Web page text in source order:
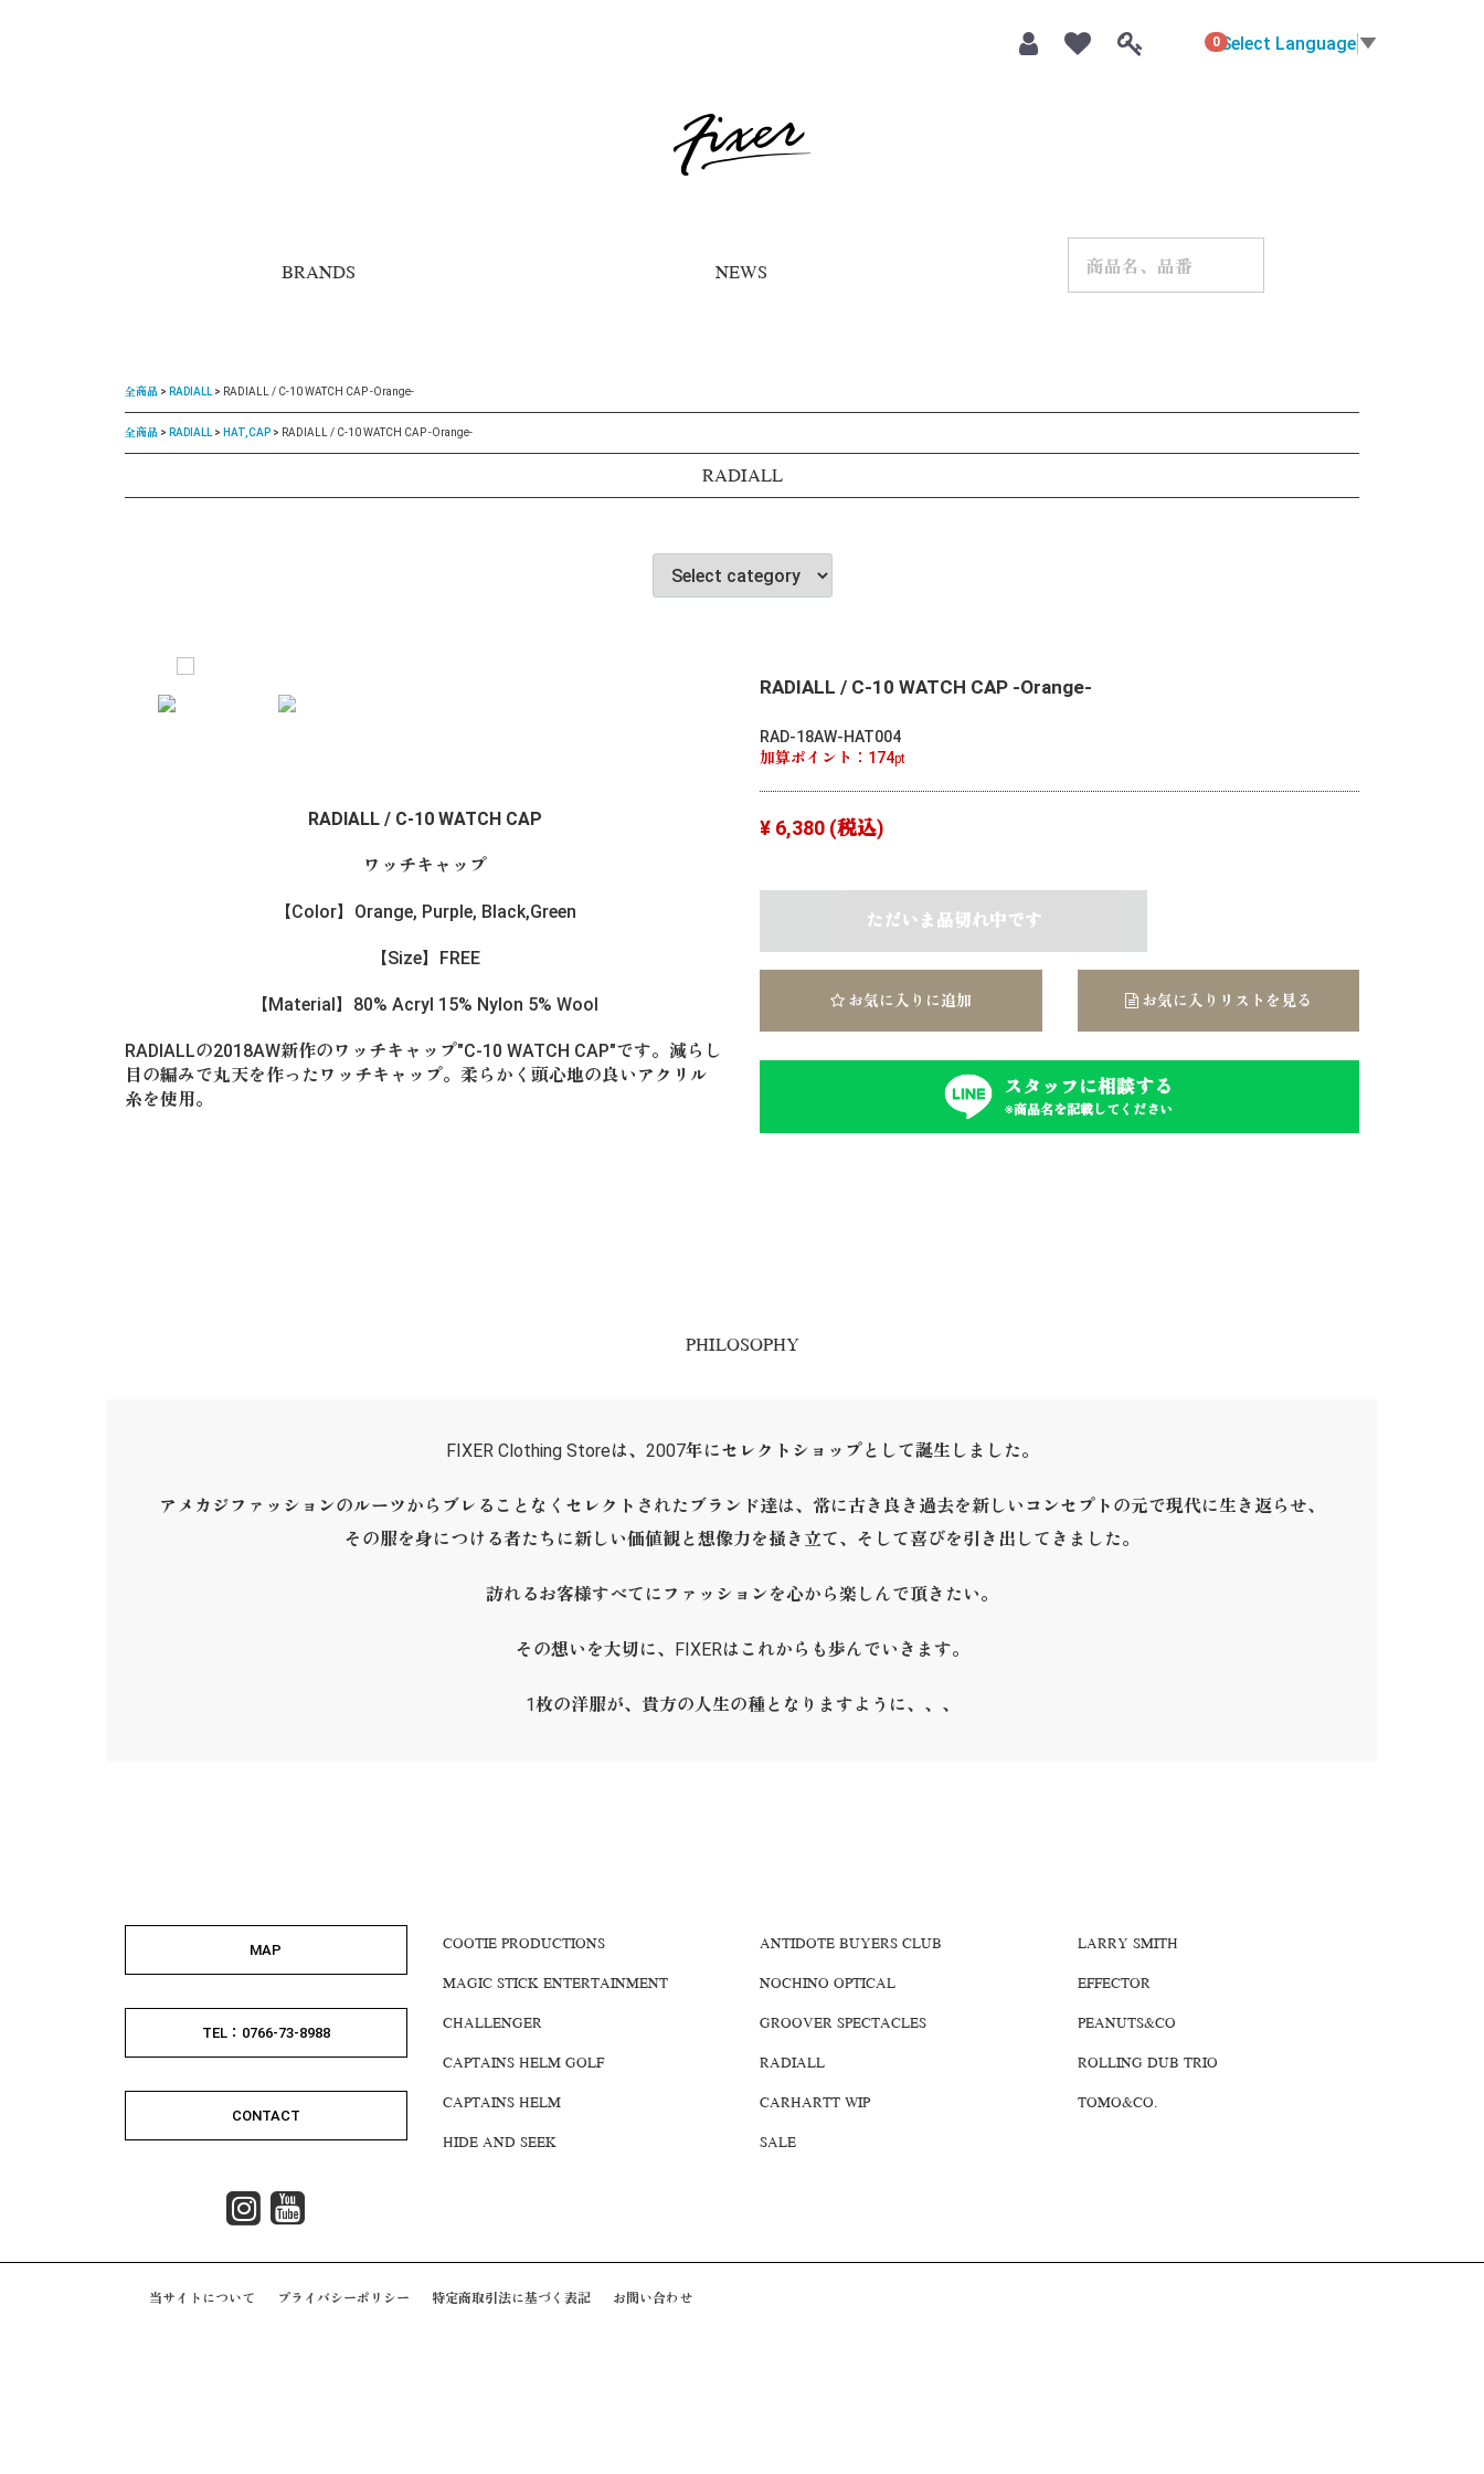
0 Select Language ▼
BRANDS NEWS
全商品 RADIALL RADIALL / C-10 WATCH CAP -Orange-
全商品 RADIALL HAT,CAP RADIALL / C-10 WATCH CAP -Orange-
RADIALL
RADIALL / C-10 WATCH CAP
ワッチキャップ
【Color】Orange, Purple, Black,Green
【Size】FREE
【Material】80% Acryl 15% Nylon 5% Wool
RADIALLの2018AW新作のワッチキャップ"C-10 WATCH CAP"です。減らし
目の編みで丸天を作ったワッチキャップ。柔らかく頭心地の良いアクリル
糸を使用。
RADIALL / C-10 WATCH CAP -Orange-
RAD-18AW-HAT004
加算ポイント： 174pt
¥ 6,380 (税込)
ただいま品切れ中です
お気に入りに追加 お気に入りリストを見る
スタッフに相談する
※商品名を記載してください
PHILOSOPHY
FIXER Clothing Storeは、2007年にセレクトショップとして誕生しました。
アメカジファッションのルーツからブレることなくセレクトされたブランド達は、常に古き良き過去を新しいコンセプトの元で現代に生き返らせ、
その服を身につける者たちに新しい価値観と想像力を掻き立て、そして喜びを引き出してきました。
訪れるお客様すべてにファッションを心から楽しんで頂きたい。
その想いを大切に、FIXERはこれからも歩んでいきます。
1枚の洋服が、貴方の人生の種となりますように、、、
MAP
TEL：0766-73-8988
CONTACT
COOTIE PRODUCTIONS
MAGIC STICK ENTERTAINMENT
CHALLENGER
CAPTAINS HELM GOLF
CAPTAINS HELM
HIDE AND SEEK
ANTIDOTE BUYERS CLUB
NOCHINO OPTICAL
GROOVER SPECTACLES
RADIALL
CARHARTT WIP
SALE
LARRY SMITH
EFFECTOR
PEANUTS&CO
ROLLING DUB TRIO
TOMO&CO.
当サイトについて プライバシーポリシー 特定商取引法に基づく表記 お問い合わせ